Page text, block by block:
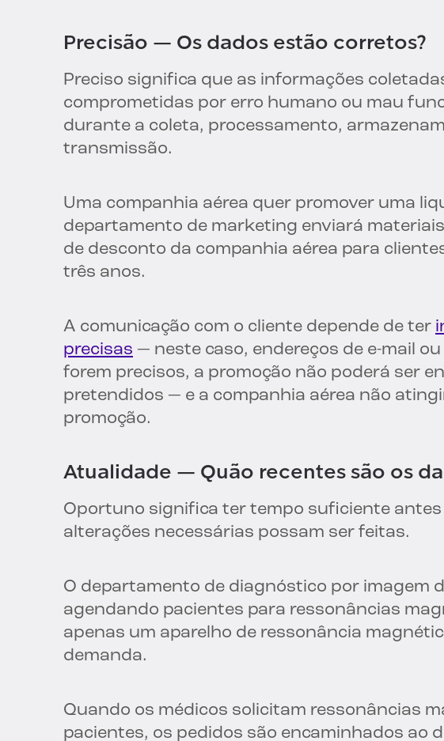
Precisão — Os dados estão corretos?
Preciso significa que as informações
comprometidas por erro humano ou mau
durante a coleta, processamento,
transmissão.
Uma companhia aérea quer promover uma
departamento de marketing enviará
de desconto da companhia aérea para
três anos.
A comunicação com o cliente depende de ter
precisas — neste caso, endereços de e-mail
forem precisos, a promoção não poderá ser
pretendidos — e a companhia aérea não
promoção.
Atualidade — Quão recentes são os
Oportuno significa ter tempo suficiente antes
alterações necessárias possam ser feitas.
O departamento de diagnóstico por imagem
agendando pacientes para ressonâncias
apenas um aparelho de ressonância
demanda.
Quando os médicos solicitam ressonâncias
pacientes, os pedidos são encaminhados ao